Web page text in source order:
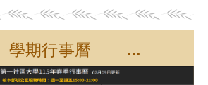
期行事曆 ...